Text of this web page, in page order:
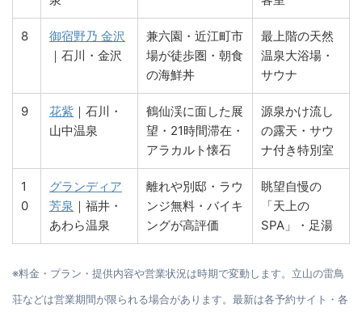
8
御宿野乃 金沢
｜石川・金沢
兼六園・近江町市
場が徒歩圏・朝食
の海鮮丼
最上階の天然
温泉大浴場・
サウナ
9 花紫 ｜石川・
山中温泉
鶴仙渓に面した展
望・21時間滞在・
アラカルト懐石
源泉かけ流し
の露天・サウ
ナ付き特別室
1
0
グランディア
芳泉 ｜福井・
あわら温泉
離れや別邸・ラウ
ンジ無料・バイキ
ングが高評価
眺望自慢の
「天上の
SPA」・足湯
※料金・プラン・提供内容や営業状況は時期で変動します。立山の雷鳥
荘などは営業期間が限られる場合があります。最新は各予約サイト・各